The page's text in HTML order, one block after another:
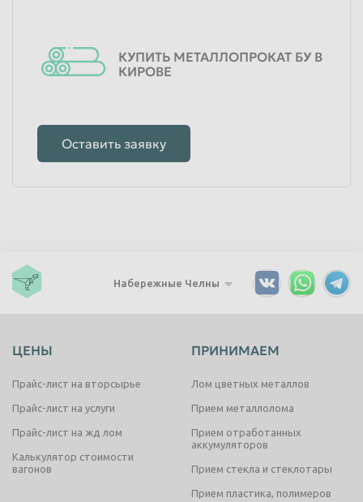
КУПИТЬ МЕТАЛЛОПРОКАТ БУ В
КИРОВЕ
Оставить заявку
Набережные Челны
ЦЕНЫ
Прайс-лист на вторсырье
Прайс-лист на услуги
Прайс-лист на жд лом
Калькулятор стоимости
вагонов
ПРИНИМАЕМ
Лом цветных металлов
Прием металлолома
Прием отработанных
аккумуляторов
Прием стекла и стеклотары
Прием пластика, полимеров